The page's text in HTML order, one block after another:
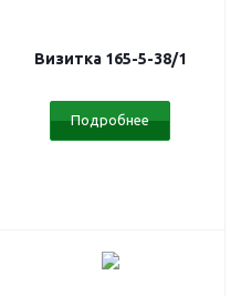
Визитка 165-5-38/1
Подробнее